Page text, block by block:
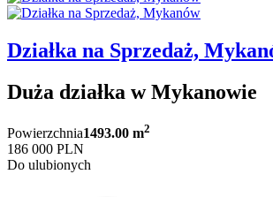
Działka na Sprzedaż,
Duża działka w Mykanowie
Powierzchnia1493.00 m2
186 000 PLN
Do ulubionych